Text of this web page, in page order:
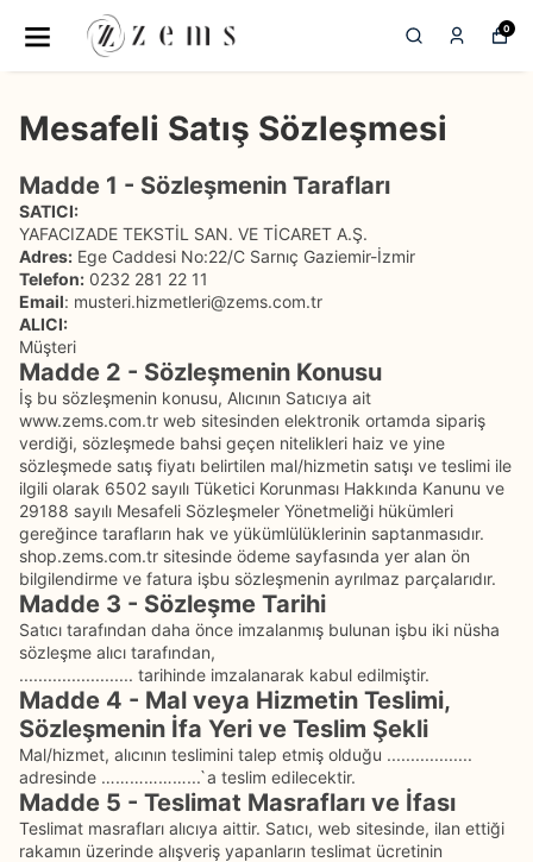
0
Mesafeli Satış Sözleşmesi
Madde 1 - Sözleşmenin Tarafları
SATICI:
YAFACIZADE TEKSTİL SAN. VE TİCARET A.Ş.
Adres: Ege Caddesi No:22/C Sarnıç Gaziemir-İzmir
Telefon: 0232 281 22 11
Email: musteri.hizmetleri@zems.com.tr
ALICI:
Müşteri
Madde 2 - Sözleşmenin Konusu
İş bu sözleşmenin konusu, Alıcının Satıcıya ait
www.zems.com.tr web sitesinden elektronik ortamda sipariş
verdiği, sözleşmede bahsi geçen nitelikleri haiz ve yine
sözleşmede satış fiyatı belirtilen mal/hizmetin satışı ve teslimi ile
ilgili olarak 6502 sayılı Tüketici Korunması Hakkında Kanunu ve
29188 sayılı Mesafeli Sözleşmeler Yönetmeliği hükümleri
gereğince tarafların hak ve yükümlülüklerinin saptanmasıdır.
shop.zems.com.tr sitesinde ödeme sayfasında yer alan ön
bilgilendirme ve fatura işbu sözleşmenin ayrılmaz parçalarıdır.
Madde 3 - Sözleşme Tarihi
Satıcı tarafından daha önce imzalanmış bulunan işbu iki nüsha
sözleşme alıcı tarafından,
........................ tarihinde imzalanarak kabul edilmiştir.
Madde 4 - Mal veya Hizmetin Teslimi,
Sözleşmenin İfa Yeri ve Teslim Şekli
Mal/hizmet, alıcının teslimini talep etmiş olduğu ..................
adresinde ………………...`a teslim edilecektir.
Madde 5 - Teslimat Masrafları ve İfası
Teslimat masrafları alıcıya aittir. Satıcı, web sitesinde, ilan ettiği
rakamın üzerinde alışveriş yapanların teslimat ücretinin